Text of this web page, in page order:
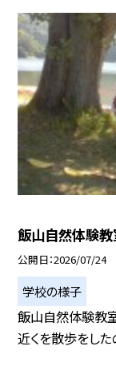
飯山自然体験
公開日 2026/07/24
学校の様子
飯山自然体験教
近くを散歩をし